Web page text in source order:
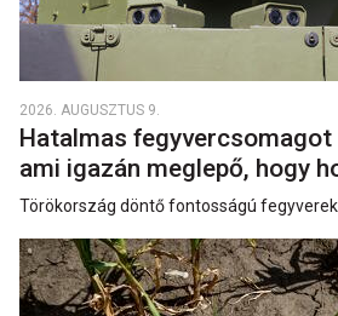
2026. AUGUSZTUS 9.
Hatalmas fegyvercsomagot
ami igazán meglepő, hogy
Törökország döntő fontosságú